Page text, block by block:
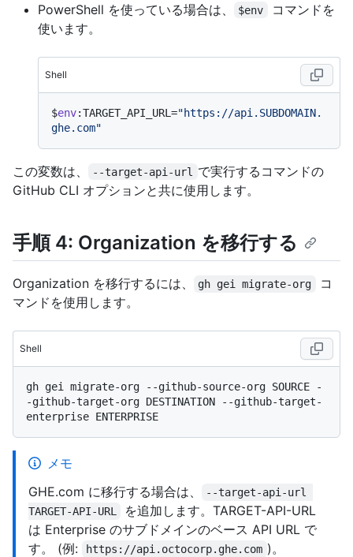
PowerShell を使っている場合は、 $env
コマンドを
使います。
Shell
$env:TARGET_API_URL="https://api.SUBDOMAIN.
ghe.com"
この変数は、 --target-api-url
で実行するコマンドの
GitHub CLI オプションと共に使用します。
手順 4: Organization を移行する
Organization を移行するには、 gh gei migrate-org
コ
マンドを使用します。
Shell
gh gei migrate-org --github-source-org SOURCE -
-github-target-org DESTINATION --github-target-
メモ
GHE.com に移行する場合は、
--target-api-url
TARGET-API-URL
を追加します。TARGET-API-URL
は Enterprise のサブドメインのベース API URL で
す。 (例:
https://api.octocorp.ghe.com )。